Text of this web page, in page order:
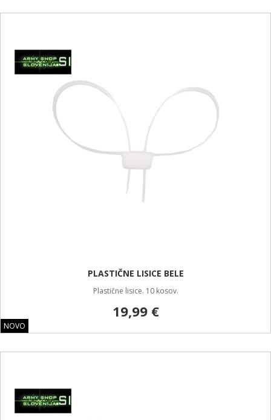
NOVO
PLASTIČNE LISICE BELE
Plastične lisice. 10 kosov.
19,99 €